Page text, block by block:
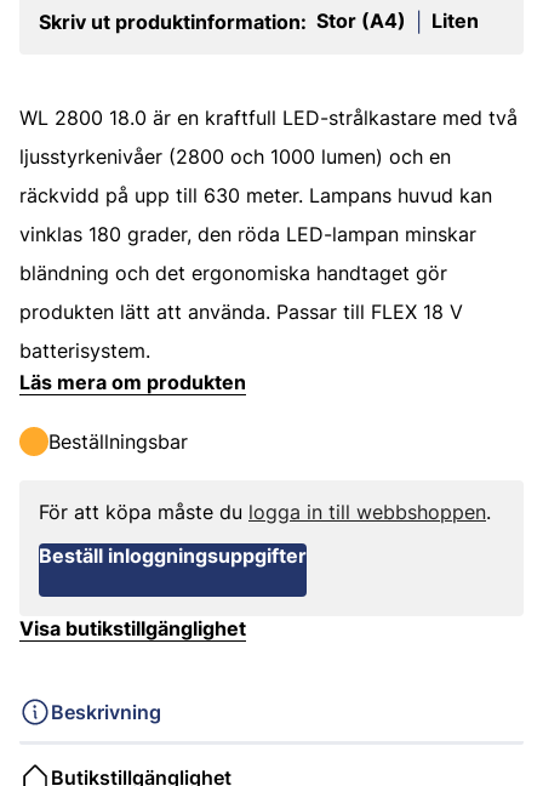
Skriv ut produktinformation: Stor (A4) Liten
WL 2800 18.0 är en kraftfull LED-strålkastare med två
ljusstyrkenivåer (2800 och 1000 lumen) och en
räckvidd på upp till 630 meter. Lampans huvud kan
vinklas 180 grader, den röda LED-lampan minskar
bländning och det ergonomiska handtaget gör
produkten lätt att använda. Passar till FLEX 18 V
batterisystem.
Läs mera om produkten
Beställningsbar
För att köpa måste du logga in till webbshoppen.
Beställ inloggningsuppgifter
Visa butikstillgänglighet
Beskrivning
Butikstillgänglighet